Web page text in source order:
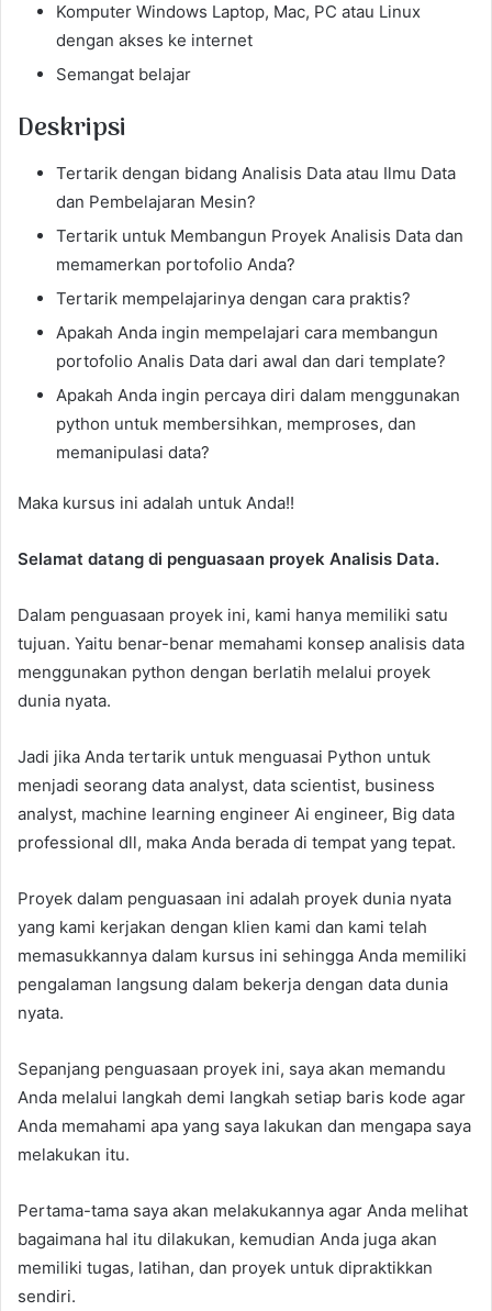
Komputer Windows Laptop, Mac, PC atau Linux
dengan akses ke internet
Semangat belajar
Deskripsi
Tertarik dengan bidang Analisis Data atau Ilmu Data
dan Pembelajaran Mesin?
Tertarik untuk Membangun Proyek Analisis Data dan
memamerkan portofolio Anda?
Tertarik mempelajarinya dengan cara praktis?
Apakah Anda ingin mempelajari cara membangun
portofolio Analis Data dari awal dan dari template?
Apakah Anda ingin percaya diri dalam menggunakan
python untuk membersihkan, memproses, dan
memanipulasi data?
Maka kursus ini adalah untuk Anda!!
Selamat datang di penguasaan proyek Analisis Data.
Dalam penguasaan proyek ini, kami hanya memiliki satu
tujuan. Yaitu benar-benar memahami konsep analisis data
menggunakan python dengan berlatih melalui proyek
dunia nyata.
Jadi jika Anda tertarik untuk menguasai Python untuk
menjadi seorang data analyst, data scientist, business
analyst, machine learning engineer Ai engineer, Big data
professional dll, maka Anda berada di tempat yang tepat.
Proyek dalam penguasaan ini adalah proyek dunia nyata
yang kami kerjakan dengan klien kami dan kami telah
memasukkannya dalam kursus ini sehingga Anda memiliki
pengalaman langsung dalam bekerja dengan data dunia
nyata.
Sepanjang penguasaan proyek ini, saya akan memandu
Anda melalui langkah demi langkah setiap baris kode agar
Anda memahami apa yang saya lakukan dan mengapa saya
melakukan itu.
Pertama-tama saya akan melakukannya agar Anda melihat
bagaimana hal itu dilakukan, kemudian Anda juga akan
memiliki tugas, latihan, dan proyek untuk dipraktikkan
sendiri.